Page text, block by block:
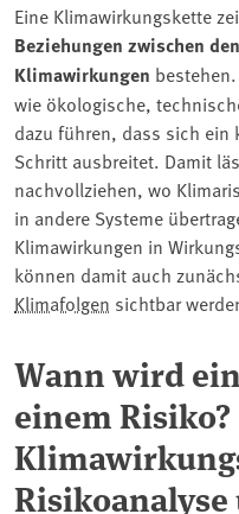
Eine Klimawirkungskette
Beziehungen zwischen
Klimawirkungen
wie ökologische,
dazu führen, dass sich
Schritt ausbreitet. Damit
nachvollziehen, wo
in andere Systeme
Klimawirkungen in
können damit auch
Klimafolgen sichtbar
Wann wird
einem Risiko?